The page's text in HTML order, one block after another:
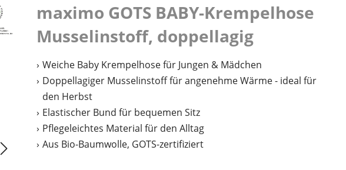
maximo GOTS BABY-Krempelhose
Musselinstoff, doppellagig
Weiche Baby Krempelhose für Jungen & Mädchen
Doppellagiger Musselinstoff für angenehme Wärme - ideal für
den Herbst
Elastischer Bund für bequemen Sitz
Pflegeleichtes Material für den Alltag
Aus Bio-Baumwolle, GOTS-zertifiziert